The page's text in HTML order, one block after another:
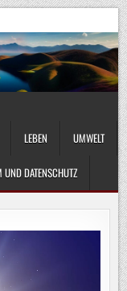
LEBEN UMWELT
DATENSCHUTZ